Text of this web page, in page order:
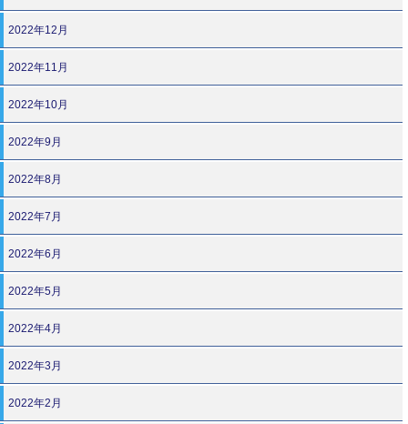
2022年12月
2022年11月
2022年10月
2022年9月
2022年8月
2022年7月
2022年6月
2022年5月
2022年4月
2022年3月
2022年2月